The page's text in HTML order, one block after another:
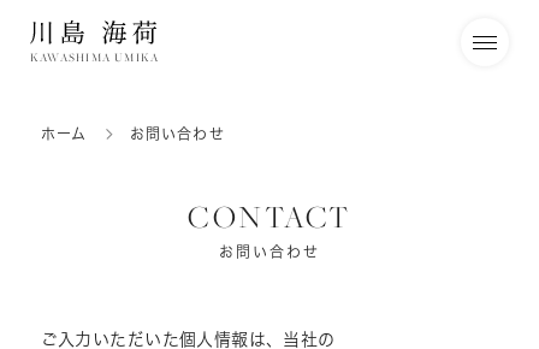
KAWASHIMA UMIKA
ホーム お問い合わせ
CONTACT
お問い合わせ
ご入力いただいた個人情報は、当社の